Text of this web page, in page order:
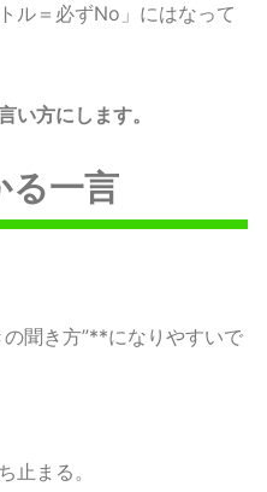
ル＝必ずNo」にはなって
い方にします。
る一言
聞き方”**になりやすいで
止まる。